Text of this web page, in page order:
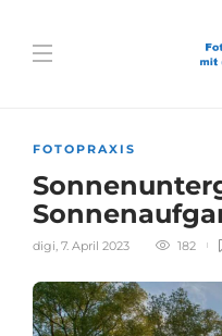
FOTOPRAXIS
digi, 7. April 2023 182